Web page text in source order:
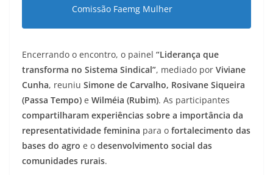
Comissão Faemg Mulher
Encerrando o encontro, o painel “Liderança que
transforma no Sistema Sindical”, mediado por Viviane
Cunha, reuniu Simone de Carvalho, Rosivane Siqueira
(Passa Tempo) e Wilméia (Rubim). As participantes
compartilharam experiências sobre a importância da
representatividade feminina para o fortalecimento das
bases do agro e o desenvolvimento social das
comunidades rurais.